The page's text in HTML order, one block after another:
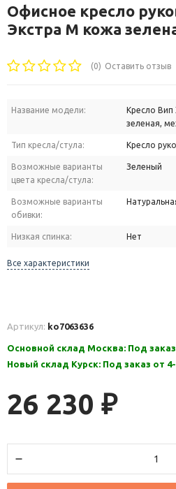
Офисное кресло
Экстра M кожа
(0) Оставить отзыв
Название модели:
Кресло Вип
зеленая,
Тип кресла/стула: Кресло
Возможные варианты
цвета кресла/стула:
Зеленый
Возможные варианты
обивки:
Низкая спинка: Нет
Все характеристики
Артикул: ko7063636
Основной склад Москва: Под
Новый склад Курск: Под заказ от
26 230 ₽